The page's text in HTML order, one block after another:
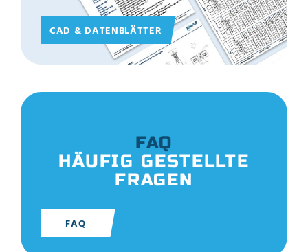
CAD & DATENBLÄTTER
FAQ
HÄUFIG GESTELLTE
FRAGEN
FAQ